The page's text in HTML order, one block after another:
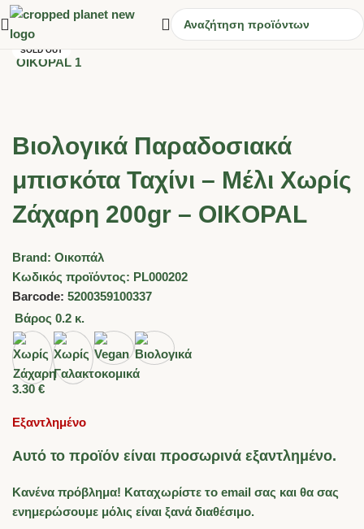
SOLD OUT
Βιολογικά Παραδοσιακά
μπισκότα Ταχίνι – Μέλι Χωρίς
Ζάχαρη 200gr – OIKOPAL
Brand: Οικοπάλ
Κωδικός προϊόντος: PL000202
Barcode: 5200359100337
Βάρος 0.2 κ.
3.30€
Εξαντλημένο
Αυτό το προϊόν είναι προσωρινά εξαντλημένο.
Κανένα πρόβλημα! Καταχωρίστε το email σας και θα σας
ενημερώσουμε μόλις είναι ξανά διαθέσιμο.